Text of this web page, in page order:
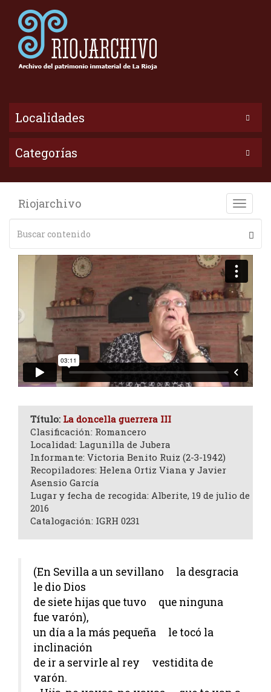
Localidades
Categorías
Toggle
Riojarchivo
Título: La doncella guerrera III
Clasificación: Romancero
Localidad: Lagunilla de Jubera
Informante: Victoria Benito Ruiz (2-3-1942)
Recopiladores: Helena Ortiz Viana y Javier
Asensio García
Lugar y fecha de recogida: Alberite, 19 de julio de
2016
Catalogación: IGRH 0231
(En Sevilla a un sevillano la desgracia
le dio Dios
de siete hijas que tuvo que ninguna
fue varón),
un día a la más pequeña le tocó la
inclinación
de ir a servirle al rey vestidita de
varón.